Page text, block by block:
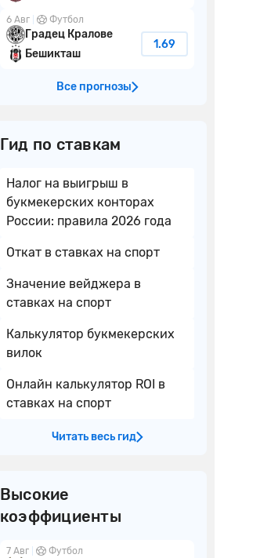
6 Авг Футбол
Градец Кралове
Бешикташ
1.69
Все прогнозы
Гид по ставкам
Налог на выигрыш в
букмекерских конторах
России: правила 2026 года
Откат в ставках на спорт
Значение вейджера в
ставках на спорт
Калькулятор букмекерских
вилок
Онлайн калькулятор ROI в
ставках на спорт
Читать весь гид
Высокие
коэффициенты
7 Авг Футбол